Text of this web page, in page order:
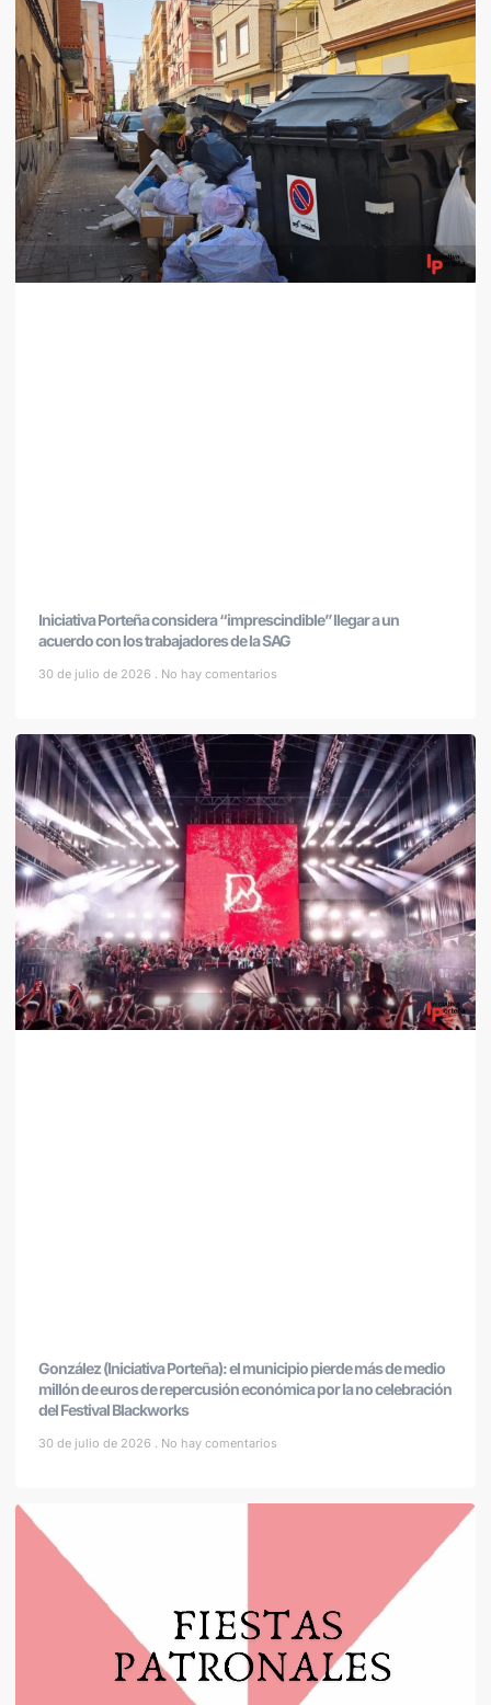
Iniciativa Porteña considera “imprescindible” llegar a un
acuerdo con los trabajadores de la SAG
30 de julio de 2026 No hay comentarios
González (Iniciativa Porteña): el municipio pierde más de medio
millón de euros de repercusión económica por la no celebración
del Festival Blackworks
30 de julio de 2026 No hay comentarios